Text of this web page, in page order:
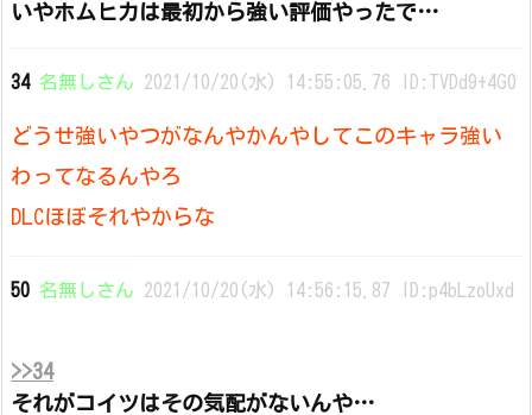
いやホムヒカは最初から強い評価やったで…
34 名無しさん 2021/10/20(水) 14:55:05.76 ID:TVDd9+4G0
どうせ強いやつがなんやかんやしてこのキャラ強い
わってなるんやろ
DLCほぼそれやからな
50 名無しさん 2021/10/20(水) 14:56:15.87 ID:p4bLzoUxd
>>34
それがコイツはその気配がないんや…